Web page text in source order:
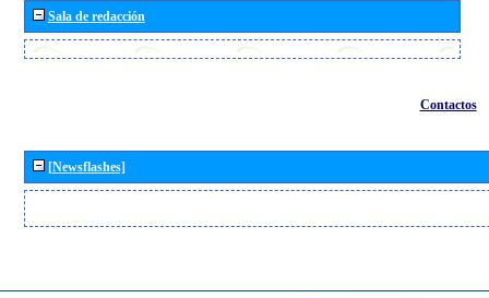
Sala de redacción
Contactos
[Newsflashes]